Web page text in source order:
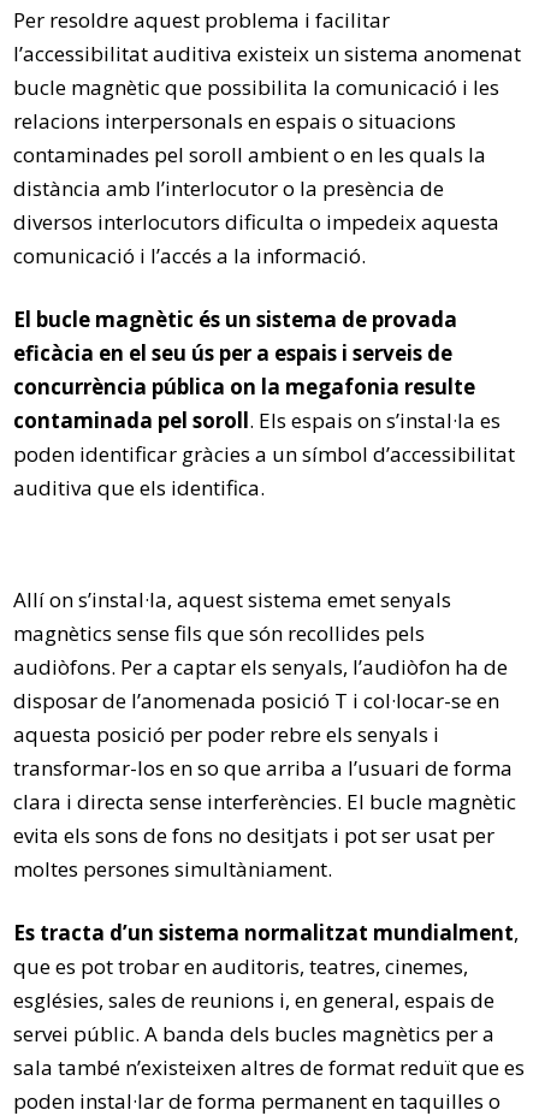
Per resoldre aquest problema i facilitar
l’accessibilitat auditiva existeix un sistema anomenat
bucle magnètic que possibilita la comunicació i les
relacions interpersonals en espais o situacions
contaminades pel soroll ambient o en les quals la
distància amb l’interlocutor o la presència de
diversos interlocutors dificulta o impedeix aquesta
comunicació i l’accés a la informació.
El bucle magnètic és un sistema de provada
eficàcia en el seu ús per a espais i serveis de
concurrència pública on la megafonia resulte
contaminada pel soroll. Els espais on s’instal·la es
poden identificar gràcies a un símbol d’accessibilitat
auditiva que els identifica.
Allí on s’instal·la, aquest sistema emet senyals
magnètics sense fils que són recollides pels
audiòfons. Per a captar els senyals, l’audiòfon ha de
disposar de l’anomenada posició T i col·locar-se en
aquesta posició per poder rebre els senyals i
transformar-los en so que arriba a l’usuari de forma
clara i directa sense interferències. El bucle magnètic
evita els sons de fons no desitjats i pot ser usat per
moltes persones simultàniament.
Es tracta d’un sistema normalitzat mundialment,
que es pot trobar en auditoris, teatres, cinemes,
esglésies, sales de reunions i, en general, espais de
servei públic. A banda dels bucles magnètics per a
sala també n’existeixen altres de format reduït que es
poden instal·lar de forma permanent en taquilles o